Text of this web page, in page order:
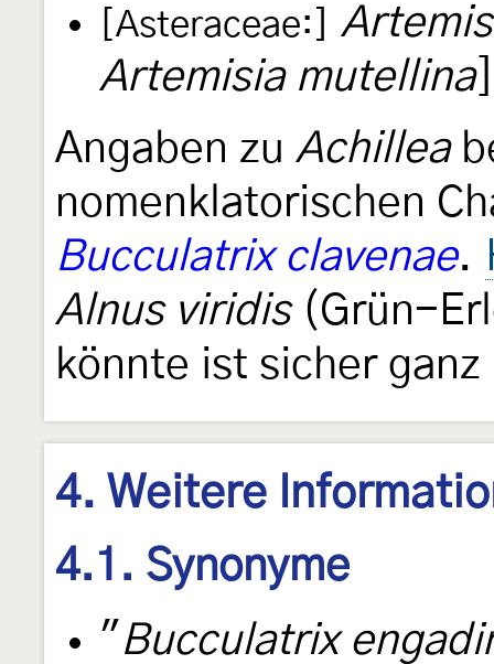
[Asteraceae:]
Artemisia mutellina
Angaben zu Achillea
nomenklatorischen
Bucculatrix clavenae.
Alnus viridis(Grün-
könnte ist sicher
4. Weitere
4.1. Synonyme
" Bucculatrix